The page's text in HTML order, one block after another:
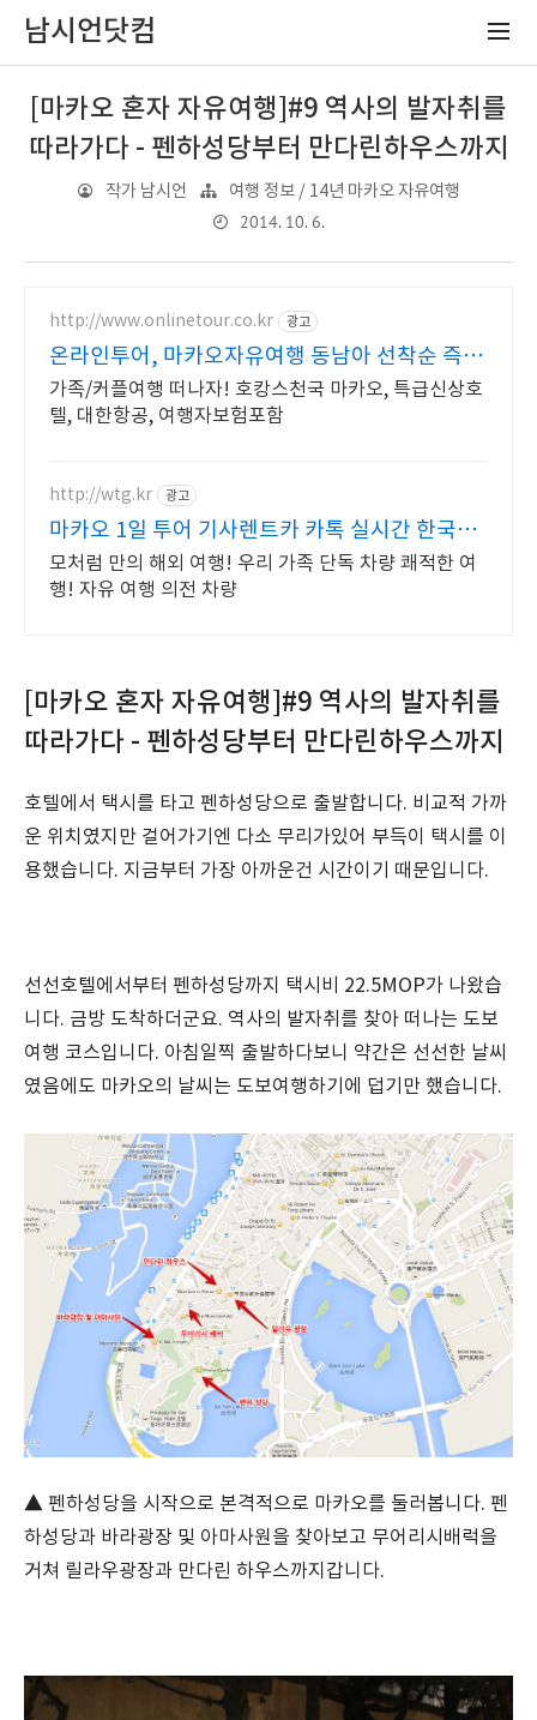
남시언닷컴
[마카오 혼자 자유여행]#9 역사의 발자취를
따라가다 - 펜하성당부터 만다린하우스까지
작가 남시언 여행 정보 / 14년 마카오 자유여행
2014. 10. 6.
http://www.onlinetour.co.kr 광고
온라인투어, 마카오자유여행 동남아 선착순 즉시
할인!
가족/커플여행 떠나자! 호캉스천국 마카오, 특급신상호
텔, 대한항공, 여행자보험포함
http://wtg.kr 광고
마카오 1일 투어 기사렌트카 카톡 실시간 한국어
지원!
모처럼 만의 해외 여행! 우리 가족 단독 차량 쾌적한 여
행! 자유 여행 의전 차량
[마카오 혼자 자유여행]#9 역사의 발자취를
따라가다 - 펜하성당부터 만다린하우스까지
호텔에서 택시를 타고 펜하성당으로 출발합니다. 비교적 가까
운 위치였지만 걸어가기엔 다소 무리가있어 부득이 택시를 이
용했습니다. 지금부터 가장 아까운건 시간이기 때문입니다.
선선호텔에서부터 펜하성당까지 택시비 22.5MOP가 나왔습
니다. 금방 도착하더군요. 역사의 발자취를 찾아 떠나는 도보
여행 코스입니다. 아침일찍 출발하다보니 약간은 선선한 날씨
였음에도 마카오의 날씨는 도보여행하기에 덥기만 했습니다.
▲ 펜하성당을 시작으로 본격적으로 마카오를 둘러봅니다. 펜
하성당과 바라광장 및 아마사원을 찾아보고 무어리시배럭을
거쳐 릴라우광장과 만다린 하우스까지갑니다.